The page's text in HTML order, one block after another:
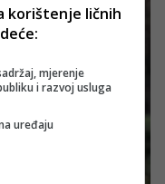
korištenje ličnih
mjerenje
i razvoj usluga
uređaju